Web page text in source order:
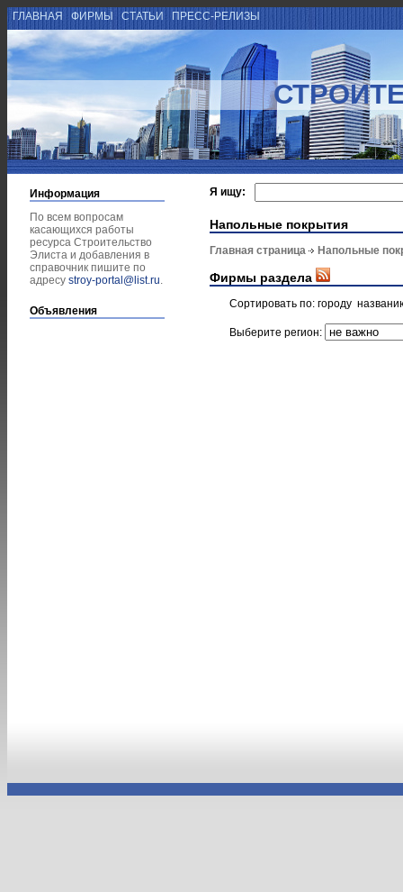
ГЛАВНАЯ ФИРМЫ СТАТЬИ ПРЕСС-РЕЛИЗЫ
Информация
По всем вопросам
касающихся работы
ресурса Строительство
Элиста и добавления в
справочник пишите по
адресу stroy-portal@list.ru.
Объявления
Я ищу:
Напольные покрытия
Главная страница Напольные
Фирмы раздела
Сортировать по: городу
Выберите регион: